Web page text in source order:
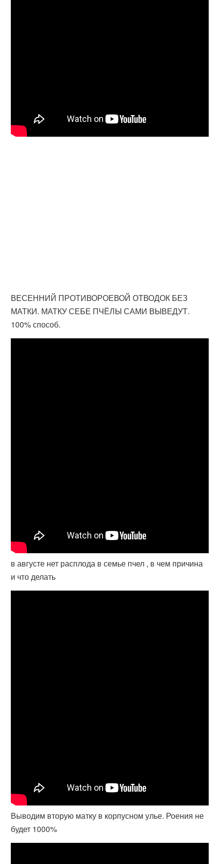
ВЕСЕННИЙ ПРОТИВОРОЕВОЙ ОТВОДОК БЕЗ
МАТКИ. МАТКУ СЕБЕ ПЧЁЛЫ САМИ ВЫВЕДУТ.
100% способ.
в августе нет расплода в семье пчел , в чем причина
и что делать
Выводим вторую матку в корпусном улье. Роения не
будет 1000%